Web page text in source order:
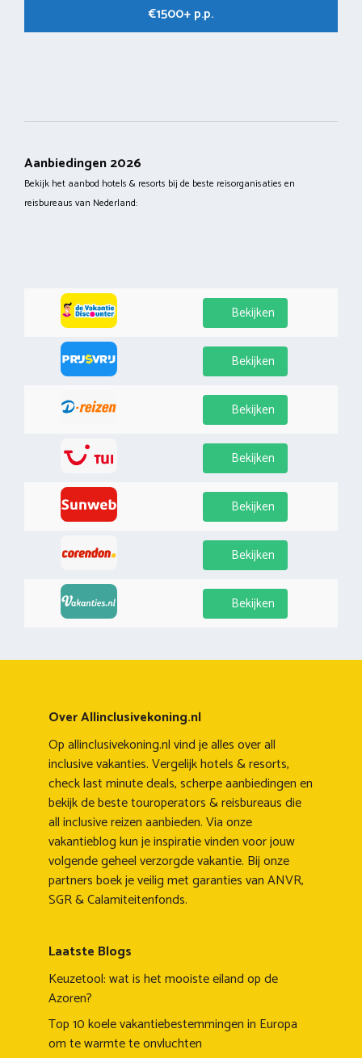
€1500+ p.p.
Aanbiedingen 2026
Bekijk het aanbod hotels & resorts bij de beste reisorganisaties en
reisbureaus van Nederland:
Bekijken
Bekijken
Bekijken
Bekijken
Bekijken
Bekijken
Bekijken
Over Allinclusivekoning.nl
Op allinclusivekoning.nl vind je alles over all
inclusive vakanties. Vergelijk hotels & resorts,
check last minute deals, scherpe aanbiedingen en
bekijk de beste touroperators & reisbureaus die
all inclusive reizen aanbieden. Via onze
vakantieblog kun je inspiratie vinden voor jouw
volgende geheel verzorgde vakantie. Bij onze
partners boek je veilig met garanties van ANVR,
SGR & Calamiteitenfonds.
Laatste Blogs
Keuzetool: wat is het mooiste eiland op de
Azoren?
Top 10 koele vakantiebestemmingen in Europa
om te warmte te onvluchten